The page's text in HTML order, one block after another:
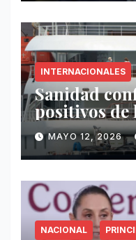
INTERNACIONALES
Sanidad
positivos
vinculados
Hondius
MAYO 12, 2026
NACIONAL